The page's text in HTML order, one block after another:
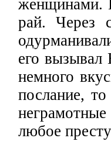
женщинами.
рай. Через
его
немного
послание,
неграмотные
любое